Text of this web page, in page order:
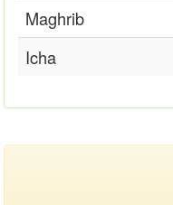
Maghrib
Icha